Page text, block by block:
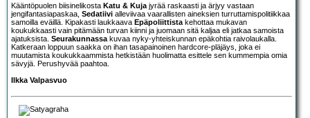
Kääntöpuolen biisinelikosta Katu & Kuja jyrää raskaasti ja ärjyy vastaan
jengifantasiapaskaa, Sedatiivi alleviivaa vaarallisten aineksien turruttamispolitiikkaa
samoilla eväillä. Kipakasti laukkaava Epäpoliittista kehottaa mukavan
koukukkaasti vain pitämään turvan kiinni ja juomaan sitä kaljaa eli jatkaa samoista
ajatuksista. Seurakunnassa kuvaa nyky-yhteiskunnan epäkohtia raivolaukalla.
Katkeraan loppuun saakka on ihan tasapainoinen hardcore-pläjäys, joka ei
muutamista koukukkaammista hetkistään huolimatta esittele sen kummempia omia
sävyjä. Perushyvää paahtoa.
Ilkka Valpasvuo